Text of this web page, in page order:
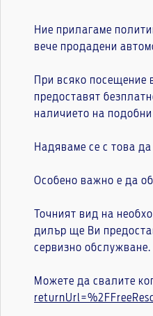
Ние прилагаме
вече продадени
При всяко
предоставят
наличието на
Надяваме се с това
Особено важно е да
Точният вид на
дилър ще Ви
сервизно обслужване.
Можете да свалите